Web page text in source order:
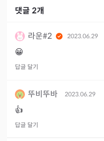
댓글 2개
라운#2 2023.06.29
😀
답글 달기
뚜비뚜바 2023.06.29
👍
답글 달기